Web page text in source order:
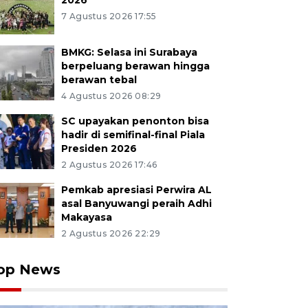
7 Agustus 2026 17:55
BMKG: Selasa ini Surabaya
berpeluang berawan hingga
berawan tebal
4 Agustus 2026 08:29
SC upayakan penonton bisa
hadir di semifinal-final Piala
Presiden 2026
2 Agustus 2026 17:46
Pemkab apresiasi Perwira AL
asal Banyuwangi peraih Adhi
Makayasa
2 Agustus 2026 22:29
News